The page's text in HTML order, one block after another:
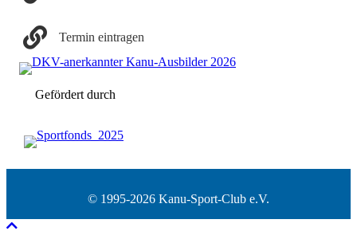
Termin eintragen
Gefördert durch
© 1995-2026 Kanu-Sport-Club e.V.
Nach oben scrollen